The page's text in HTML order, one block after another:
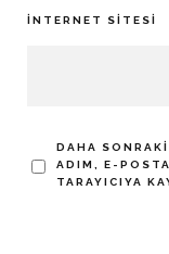
İNTERNET SITESI
DAHA
ADIM, E-
TARAYICIYA